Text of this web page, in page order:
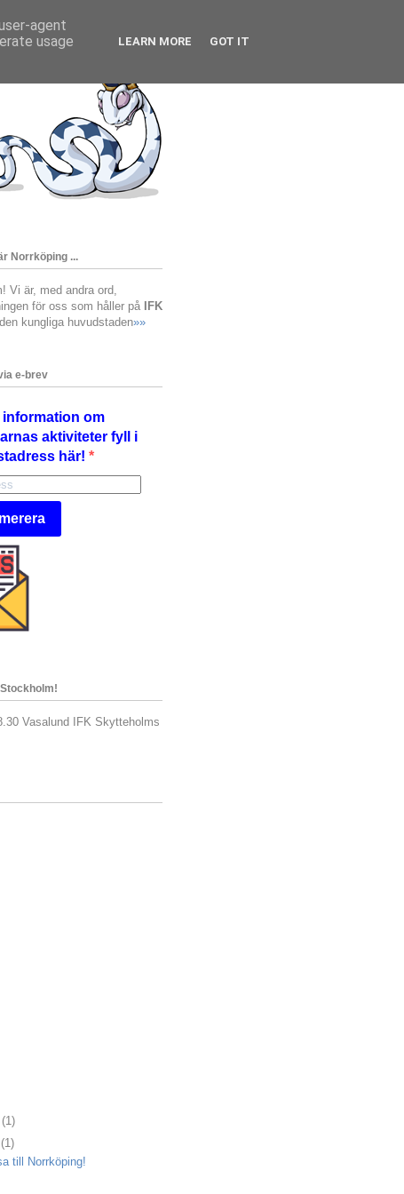
Norrköping ...
Vi är, med andra ord,
för oss som håller på
IFK
kungliga huvudstaden»»
e-brev
information om
aktiviteter fyll i
här!
Vasalund IFK Skytteholms
(1)
(1)
till Norrköping!
agent
usage
LEARN MORE GOT IT